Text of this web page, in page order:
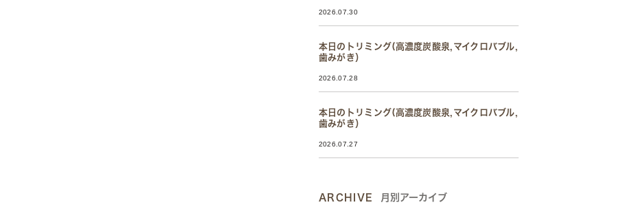
2026.07.30
本日のトリミング(高濃度炭酸泉,マイクロバブル,
歯みがき）
2026.07.28
本日のトリミング(高濃度炭酸泉,マイクロバブル,
歯みがき）
2026.07.27
ARCHIVE 月別アーカイブ